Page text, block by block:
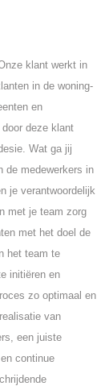
klant werkt in
in de woning-
en
deze klant
Wat ga jij
de medewerkers in
je verantwoordelijk
met je team zorg
met het doel de
het team te
initiëren en
zo optimaal en
van
een juiste
continue